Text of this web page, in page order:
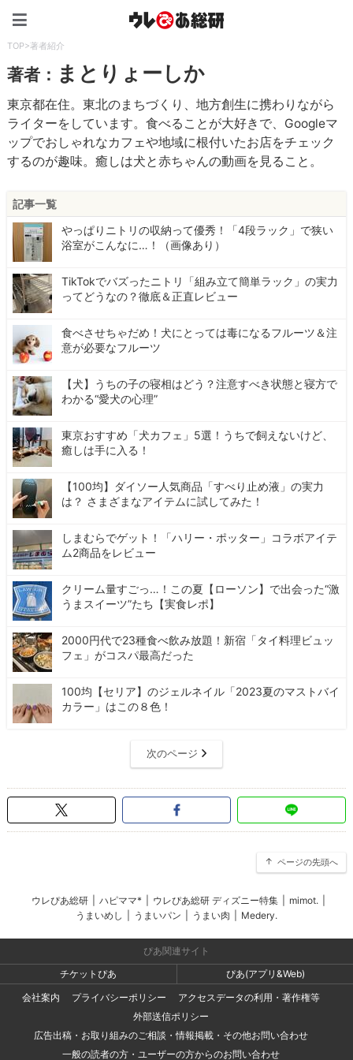
TOP>著者紹介
著者： まとりょーしか
東京都在住。東北のまちづくり、地方創生に携わりながら
ライターをしています。食べることが大好きで、Googleマ
ップでおしゃれなカフェや地域に根付いたお店をチェック
するのが趣味。癒しは犬と赤ちゃんの動画を見ること。
記事一覧
やっぱりニトリの収納って優秀！「4段ラック」で狭い
浴室がこんなに…！（画像あり）
TikTokでバズったニトリ「組み立て簡単ラック」の実力
ってどうなの？徹底＆正直レビュー
食べさせちゃだめ！犬にとっては毒になるフルーツ＆注
意が必要なフルーツ
【犬】うちの子の寝相はどう？注意すべき状態と寝方で
わかる“愛犬の心理”
東京おすすめ「犬カフェ」5選！うちで飼えないけど、
癒しは手に入る！
【100均】ダイソー人気商品「すべり止め液」の実力
は？ さまざまなアイテムに試してみた！
しまむらでゲット！「ハリー・ポッター」コラボアイテ
ム2商品をレビュー
クリーム量すごっ…！この夏【ローソン】で出会った“激
うまスイーツ”たち【実食レポ】
2000円代で23種食べ飲み放題！新宿「タイ料理ビュッ
フェ」がコスパ最高だった
100均【セリア】のジェルネイル「2023夏のマストバイ
カラー」はこの８色！
次のページ
ページの先頭へ
ウレぴあ総研 ハピママ* ウレぴあ総研 ディズニー特集 mimot.
うまいめし
うまいパン うまい肉 Medery.
ぴあ関連サイト
チケットぴあ
ぴあ(アプリ&Web)
会社案内
プライバシーポリシー
アクセスデータの利用・著作権等
外部送信ポリシー
広告出稿・お取り組みのご相談・情報掲載・その他お問い合わせ
一般の読者の方・ユーザーの方からのお問い合わせ